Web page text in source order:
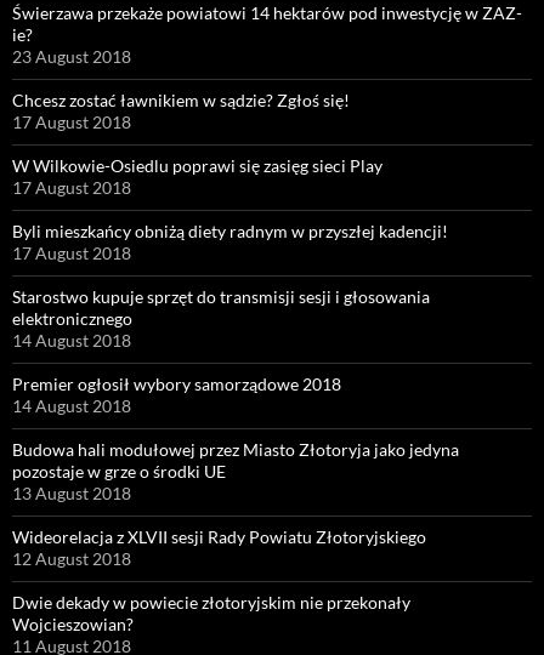
Świerzawa przekaże powiatowi 14 hektarów pod inwestycję w ZAZ-
ie?
23 August 2018
Chcesz zostać ławnikiem w sądzie? Zgłoś się!
17 August 2018
W Wilkowie-Osiedlu poprawi się zasięg sieci Play
17 August 2018
Byli mieszkańcy obniżą diety radnym w przyszłej kadencji!
17 August 2018
Starostwo kupuje sprzęt do transmisji sesji i głosowania
elektronicznego
14 August 2018
Premier ogłosił wybory samorządowe 2018
14 August 2018
Budowa hali modułowej przez Miasto Złotoryja jako jedyna
pozostaje w grze o środki UE
13 August 2018
Wideorelacja z XLVII sesji Rady Powiatu Złotoryjskiego
12 August 2018
Dwie dekady w powiecie złotoryjskim nie przekonały
Wojcieszowian?
11 August 2018